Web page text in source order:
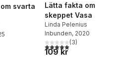
svarta
Totalt antal röster:
Lätta fakta om
skeppet Vasa
Linda Pelenius
Inbunden, 2020
5,0utav 5 stjärnor. Totalt
(3)
109 kr